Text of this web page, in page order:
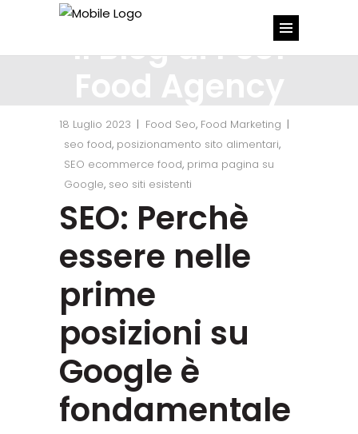
PS81
Food Agency
18 Luglio 2023 Food Seo, Food Marketing
seo food, posizionamento sito alimentari,
SEO ecommerce food, prima pagina su
Google, seo siti esistenti
SEO: Perchè
essere nelle
prime
posizioni su
Google è
fondamentale